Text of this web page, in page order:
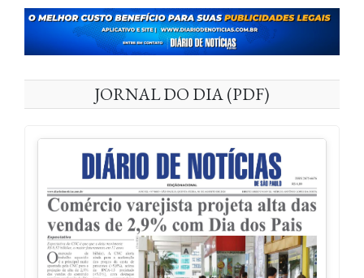
JORNAL DO DIA (PDF)